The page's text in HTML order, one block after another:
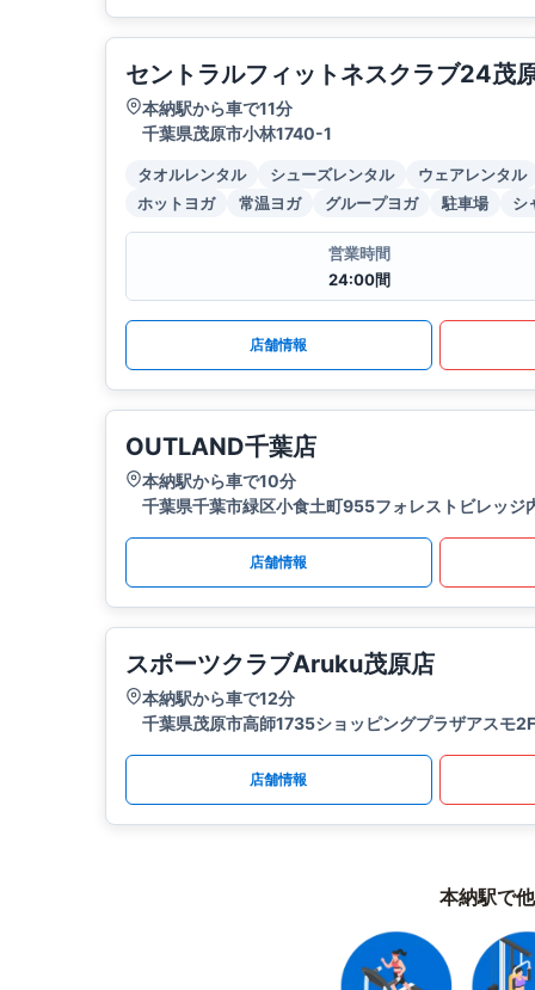
セントラルフィットネスクラブ24茂
本納駅から車で11分
千葉県茂原市小林1740-1
タオルレンタル シューズレンタル
ウェアレンタル
ホットヨガ
常温ヨガ グループヨガ 駐車場 シ
営業時間
24:00間
店舗情報
OUTLAND千葉店
本納駅から車で10分
千葉県千葉市緑区小食土町955フォレストビレッジ
店舗情報
スポーツクラブAruku茂原店
本納駅から車で12分
千葉県茂原市高師1735ショッピングプラザアスモ2F
店舗情報
本納駅で